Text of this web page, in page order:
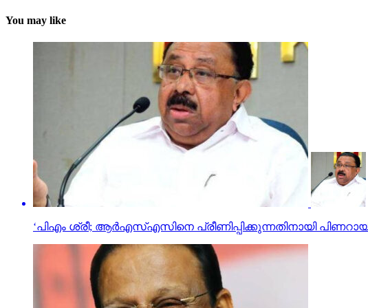
You may like
‘പിഎം ശ്രീ; ആര്‍എസ്എസിനെ പ്രീണിപ്പിക്കുന്നതിനായി